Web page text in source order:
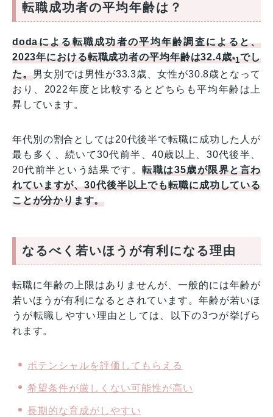
転職成功者の平均年齢は？
dodaによる転職成功者の平均年齢調査によると、
2023年における転職成功者の平均年齢は32.4歳*1でし
た。男女別では男性が33.3歳、女性が30.8歳となって
おり、2022年度と比較するとどちらも平均年齢は上
昇しています。
年代別の割合としては20代後半で転職に成功した人が
最も多く、続いて30代前半、40歳以上、30代後半、
20代前半という結果です。転職は35歳が限界と言わ
れていますが、30代後半以上でも転職に成功している
ことが分かります。
なるべく若いほうが有利になる理由
転職に年齢の上限はありませんが、一般的には年齢が
若いほうが有利になるとされています。年齢が若いほ
うが転職しやすい理由としては、以下の3つが挙げら
れます。
ポテンシャルを評価してもらえる
希望条件が厳しくない可能性が高い
長期的な育成がしやすい